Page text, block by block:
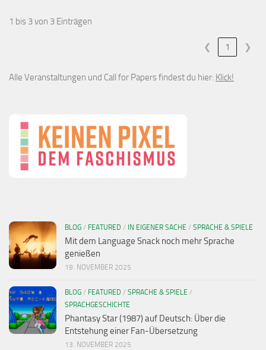
1 bis 3 von 3 Einträgen
❮ 1 ❯
Alle Veranstaltungen und Call for Papers findest du hier: Klick!
BLOG / FEATURED / IN EIGENER SACHE / SPRACHE & SPIELE
Mit dem Language Snack noch mehr Sprache
genießen
19. NOVEMBER 2025
BLOG / FEATURED / SPRACHE & SPIELE /
SPRACHGESCHICHTE
Phantasy Star (1987) auf Deutsch: Über die
Entstehung einer Fan-Übersetzung
13. NOVEMBER 2025